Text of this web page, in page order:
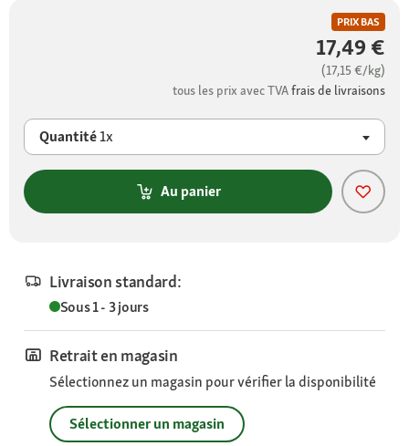
PRIX BAS
17,49 €
(17,15 €/kg)
tous les prix avec TVAfrais de livraisons
Quantité1x
Au panier
Livraison standard:
Sous 1 - 3 jours
Retrait en magasin
Sélectionnez un magasin pour vérifier la disponibilité
Sélectionner un magasin